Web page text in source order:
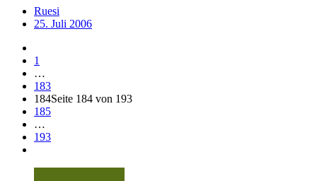
Ruesi
25. Juli 2006
1
…
183
184Seite 184 von 193
185
…
193